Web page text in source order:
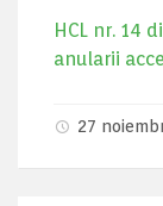
HCL nr. 14
anularii
27